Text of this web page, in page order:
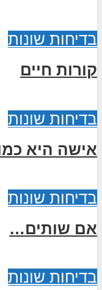
בדיחות שונות
קורות חיים
בדיחות שונות
אישה היא
בדיחות שונות
אם שותים…
בדיחות שונות